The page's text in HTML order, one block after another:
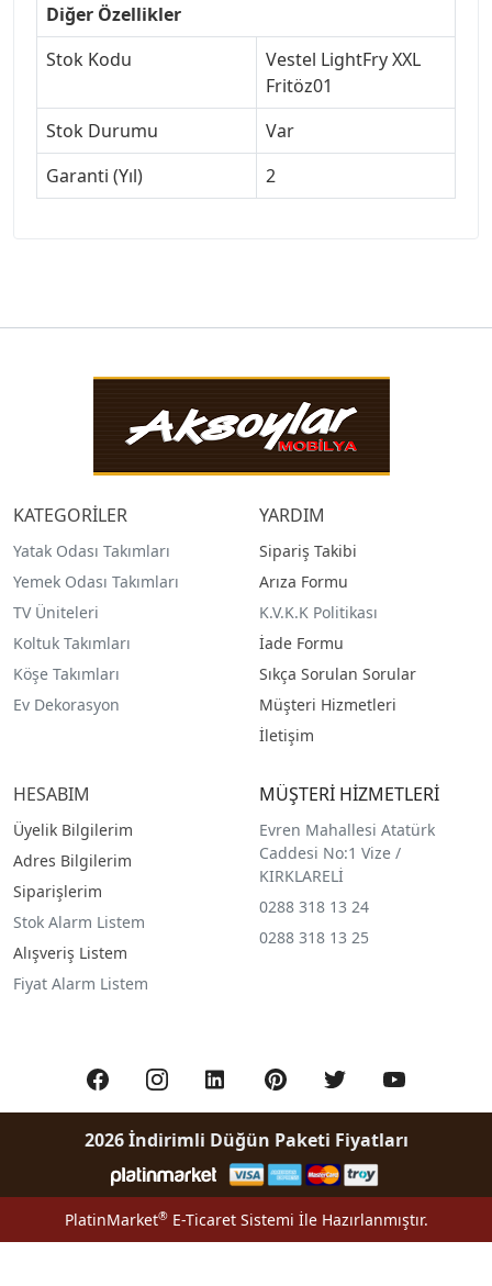
Diğer Özellikler
Stok Kodu
Vestel LightFry XXL
Fritöz01
Stok Durumu
Var
Garanti (Yıl)
2
KATEGORİLER
Yatak Odası Takımları
Yemek Odası Takımları
TV Üniteleri
Koltuk Takımları
Köşe Takımları
Ev Dekorasyon
YARDIM
Sipariş Takibi
Arıza Formu
K.V.K.K Politikası
İade Formu
Sıkça Sorulan Sorular
Müşteri Hizmetleri
İletişim
HESABIM
Üyelik Bilgilerim
Adres Bilgilerim
Siparişlerim
Stok Alarm Listem
Alışveriş Listem
Fiyat Alarm Listem
MÜŞTERİ HİZMETLERİ
Evren Mahallesi Atatürk
Caddesi No:1 Vize /
KIRKLARELİ
0288 318 13 24
0288 318 13 25
2026 İndirimli Düğün Paketi Fiyatları
PlatinMarket®E-Ticaret Sistemi İle Hazırlanmıştır.